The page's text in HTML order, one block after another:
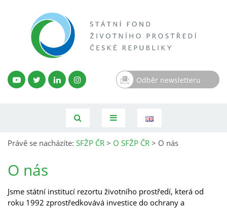
Odběr newsletteru
Právě se nacházíte: SFŽP ČR > O SFŽP ČR > O nás
O nás
Jsme státní institucí rezortu životního prostředí, která od
roku 1992 zprostředkovává investice do ochrany a